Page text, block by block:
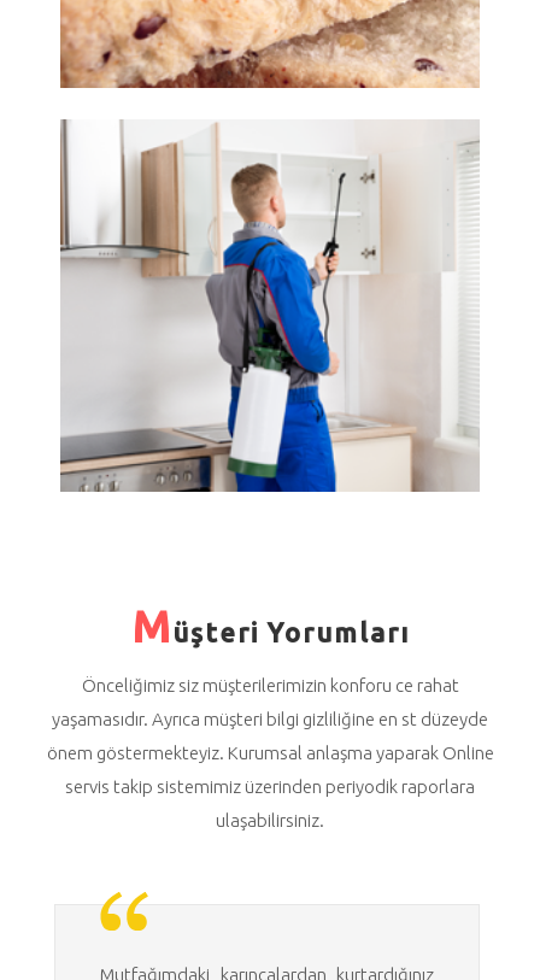
M üşteri Yorumları
Önceliğimiz siz müşterilerimizin konforu ce rahat
yaşamasıdır. Ayrıca müşteri bilgi gizliliğine en st düzeyde
önem göstermekteyiz. Kurumsal anlaşma yaparak Online
servis takip sistemimiz üzerinden periyodik raporlara
ulaşabilirsiniz.
Mutfağımdaki karıncalardan kurtardığınız